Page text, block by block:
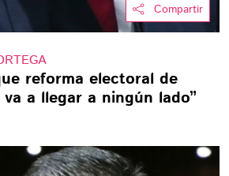
Compartir
reforma electoral de
a llegar a ningún lado”